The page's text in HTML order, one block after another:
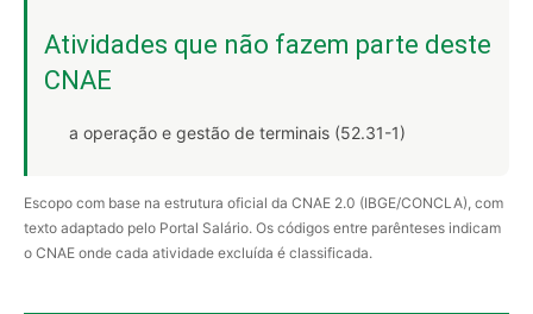
Atividades que não fazem parte deste
CNAE
a operação e gestão de terminais (52.31-1)
Escopo com base na estrutura oficial da CNAE 2.0 (IBGE/CONCLA), com
texto adaptado pelo Portal Salário. Os códigos entre parênteses indicam
o CNAE onde cada atividade excluída é classificada.